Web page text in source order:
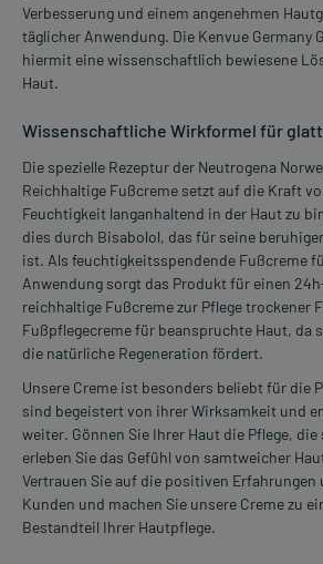
Verbesserung und einem angenehmen
täglicher Anwendung. Die Kenvue Germany
hiermit eine wissenschaftlich bewiesene
Haut.
Wissenschaftliche Wirkformel für
Die spezielle Rezeptur der Neutrogena
Reichhaltige Fußcreme setzt auf die Kraft
Feuchtigkeit langanhaltend in der Haut zu
dies durch Bisabolol, das für seine
ist. Als feuchtigkeitsspendende Fußcreme
Anwendung sorgt das Produkt für einen
reichhaltige Fußcreme zur Pflege trockener
Fußpflegecreme für beanspruchte Haut, da
die natürliche Regeneration fördert.
Unsere Creme ist besonders beliebt für die
sind begeistert von ihrer Wirksamkeit und
weiter. Gönnen Sie Ihrer Haut die Pflege,
erleben Sie das Gefühl von samtweicher
Vertrauen Sie auf die positiven Erfahrungen
Kunden und machen Sie unsere Creme zu
Bestandteil Ihrer Hautpflege.